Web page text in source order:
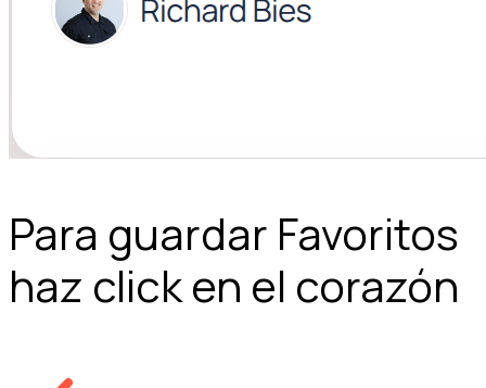
Para guardar Favoritos
haz click en el corazón